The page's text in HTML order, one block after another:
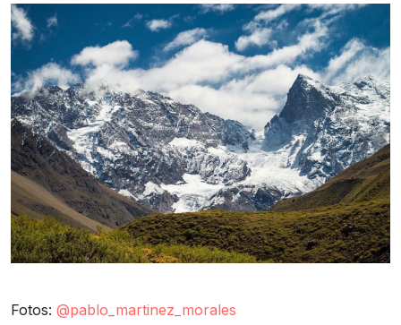
Fotos: @pablo_martinez_morales